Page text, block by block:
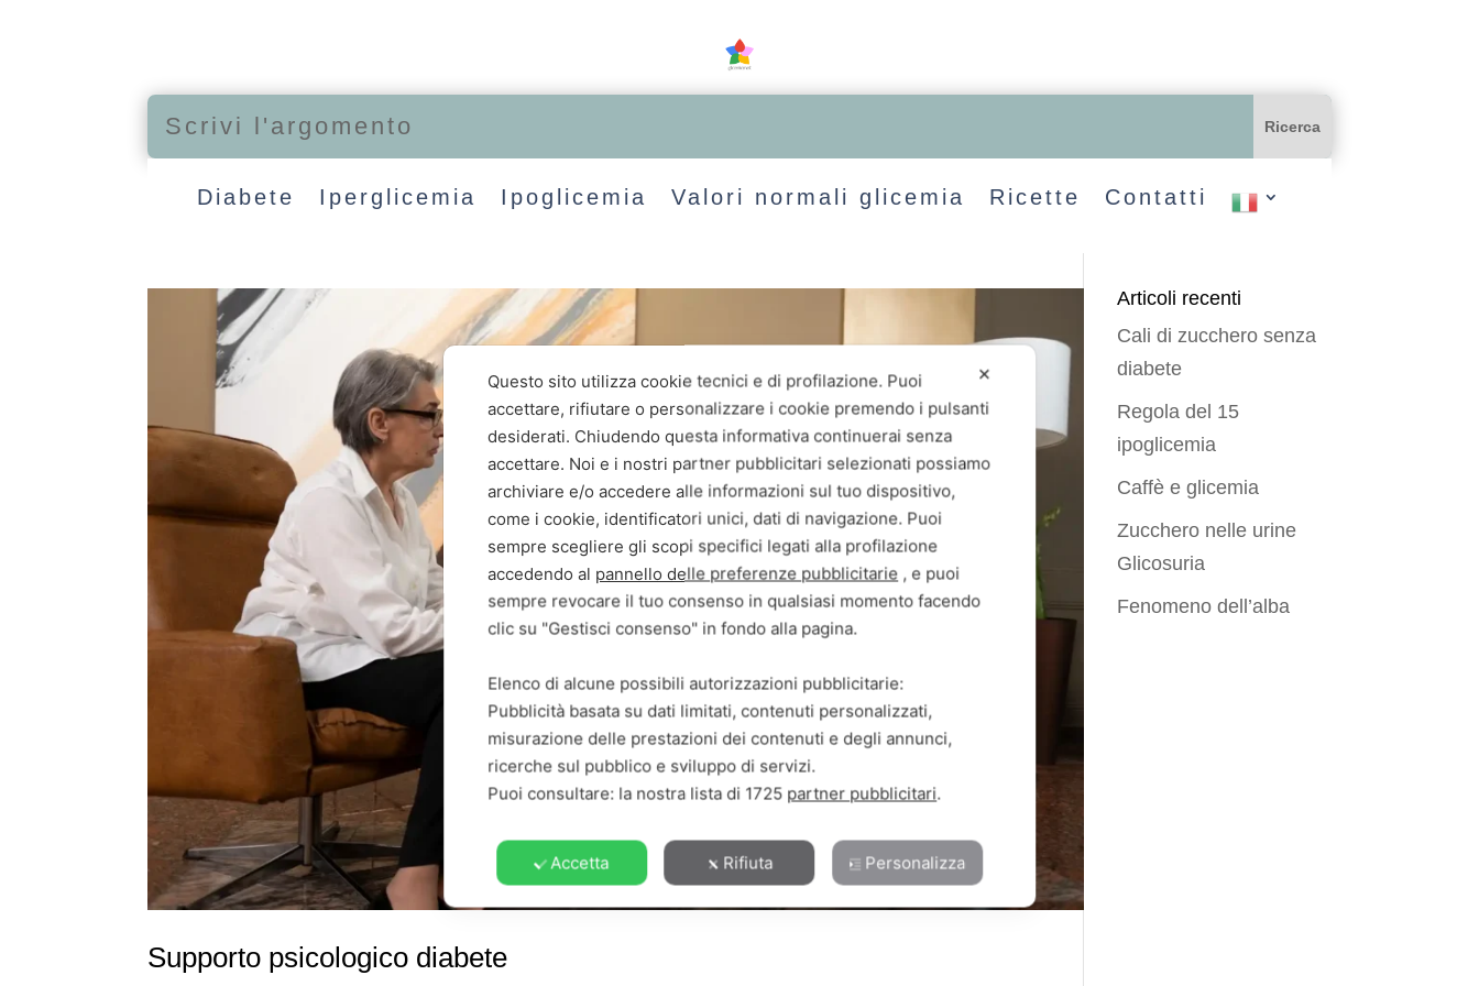
Diabete Iperglicemia Ipoglicemia Valori normali glicemia Ricette Contatti
Supporto psicologico diabete
Articoli recenti
Cali di zucchero senza
diabete
Regola del 15
ipoglicemia
Caffè e glicemia
Zucchero nelle urine
Glicosuria
Fenomeno dell’alba
✕
Questo sito utilizza cookie tecnici e di profilazione. Puoi
accettare, rifiutare o personalizzare i cookie premendo i pulsanti
desiderati. Chiudendo questa informativa continuerai senza
accettare. Noi e i nostri partner pubblicitari selezionati possiamo
archiviare e/o accedere alle informazioni sul tuo dispositivo,
come i cookie, identificatori unici, dati di navigazione. Puoi
sempre scegliere gli scopi specifici legati alla profilazione
accedendo al pannello delle preferenze pubblicitarie , e puoi
sempre revocare il tuo consenso in qualsiasi momento facendo
clic su "Gestisci consenso" in fondo alla pagina.
Elenco di alcune possibili autorizzazioni pubblicitarie:
Pubblicità basata su dati limitati, contenuti personalizzati,
misurazione delle prestazioni dei contenuti e degli annunci,
ricerche sul pubblico e sviluppo di servizi.
Puoi consultare: la nostra lista di 1725 partner pubblicitari.
Accetta Rifiuta Personalizza